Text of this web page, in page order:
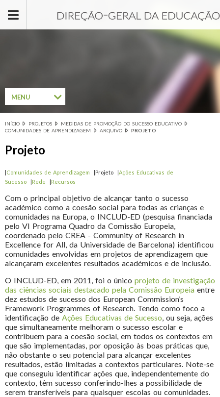
Está aqui
INÍCIO PROJETOS
MEDIDAS DE PROMOÇÃO DO SUCESSO EDUCATIVO
COMUNIDADES DE APRENDIZAGEM
ARQUIVO PROJETO
Projeto
|Comunidades de Aprendizagem |Projeto |Ações Educativas de
Sucesso |Rede |Recursos
Com o principal objetivo de alcançar tanto o sucesso
académico como a coesão social para todas as crianças e
comunidades na Europa, o INCLUD-ED (pesquisa financiada
pelo VI Programa Quadro da Comissão Europeia,
coordenado pelo CREA - Community of Research in
Excellence for All, da Universidade de Barcelona) identificou
comunidades envolvidas em projetos de aprendizagem que
alcançaram excelentes resultados académicos e de inclusão.
O INCLUD-ED, em 2011, foi o único projeto de investigação
das ciências sociais destacado pela Comissão Europeia entre
dez estudos de sucesso dos European Commission’s
Framework Programmes of Research. Tendo como foco a
identificação de Ações Educativas de Sucesso, ou seja, ações
que simultaneamente melhoram o sucesso escolar e
contribuem para a coesão social, em todos os contextos em
que são implementadas, por oposição às boas práticas que,
não obstante o seu potencial para alcançar excelentes
resultados, estão limitadas a contextos particulares. Note-se
que conseguiu identificar ações que, independentemente do
contexto, têm sucesso conferindo-lhes a possibilidade de
serem transferíveis para quaisquer escolas ou comunidades.
MENU